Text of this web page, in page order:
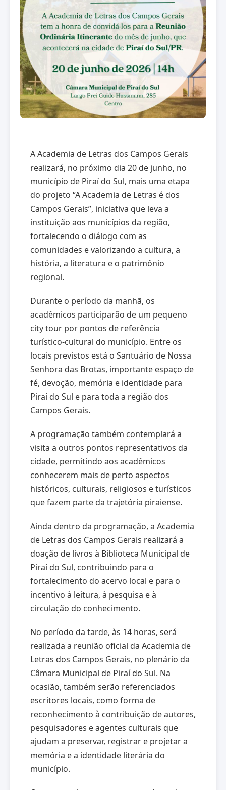
A Academia de Letras dos Campos Gerais
realizará, no próximo dia 20 de junho, no
município de Piraí do Sul, mais uma etapa
do projeto “A Academia de Letras é dos
Campos Gerais”, iniciativa que leva a
instituição aos municípios da região,
fortalecendo o diálogo com as
comunidades e valorizando a cultura, a
história, a literatura e o patrimônio
regional.
Durante o período da manhã, os
acadêmicos participarão de um pequeno
city tour por pontos de referência
turístico-cultural do município. Entre os
locais previstos está o Santuário de Nossa
Senhora das Brotas, importante espaço de
fé, devoção, memória e identidade para
Piraí do Sul e para toda a região dos
Campos Gerais.
A programação também contemplará a
visita a outros pontos representativos da
cidade, permitindo aos acadêmicos
conhecerem mais de perto aspectos
históricos, culturais, religiosos e turísticos
que fazem parte da trajetória piraiense.
Ainda dentro da programação, a Academia
de Letras dos Campos Gerais realizará a
doação de livros à Biblioteca Municipal de
Piraí do Sul, contribuindo para o
fortalecimento do acervo local e para o
incentivo à leitura, à pesquisa e à
circulação do conhecimento.
No período da tarde, às 14 horas, será
realizada a reunião oficial da Academia de
Letras dos Campos Gerais, no plenário da
Câmara Municipal de Piraí do Sul. Na
ocasião, também serão referenciados
escritores locais, como forma de
reconhecimento à contribuição de autores,
pesquisadores e agentes culturais que
ajudam a preservar, registrar e projetar a
memória e a identidade literária do
município.